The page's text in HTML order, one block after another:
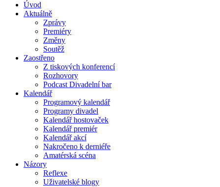
Úvod
Aktuálně
Zprávy
Premiéry
Změny
Soutěž
Zaostřeno
Z tiskových konferencí
Rozhovory
Podcast Divadelní bar
Kalendář
Programový kalendář
Programy divadel
Kalendář hostovaček
Kalendář premiér
Kalendář akcí
Nakročeno k derniéře
Amatérská scéna
Názory
Reflexe
Uživatelské blogy